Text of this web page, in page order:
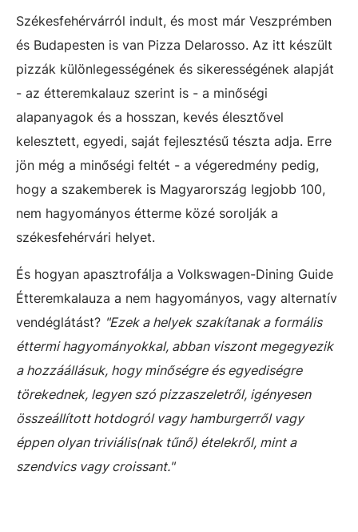
Székesfehérvárról indult, és most már Veszprémben
és Budapesten is van Pizza Delarosso. Az itt készült
pizzák különlegességének és sikerességének alapját
- az étteremkalauz szerint is - a minőségi
alapanyagok és a hosszan, kevés élesztővel
kelesztett, egyedi, saját fejlesztésű tészta adja. Erre
jön még a minőségi feltét - a végeredmény pedig,
hogy a szakemberek is Magyarország legjobb 100,
nem hagyományos étterme közé sorolják a
székesfehérvári helyet.
És hogyan apasztrofálja a Volkswagen-Dining Guide
Étteremkalauza a nem hagyományos, vagy alternatív
vendéglátást? "Ezek a helyek szakítanak a formális
éttermi hagyományokkal, abban viszont megegyezik
a hozzáállásuk, hogy minőségre és egyediségre
törekednek, legyen szó pizzaszeletről, igényesen
összeállított hotdogról vagy hamburgerről vagy
éppen olyan triviális(nak tűnő) ételekről, mint a
szendvics vagy croissant."